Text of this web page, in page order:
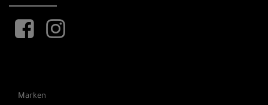
Marken